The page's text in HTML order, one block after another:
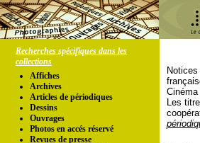
Recherches spécifiques dans les
collections
Affiches
Archives
Articles de périodiques
Dessins
Ouvrages
Photos en accés réservé
Revues de presse
Les